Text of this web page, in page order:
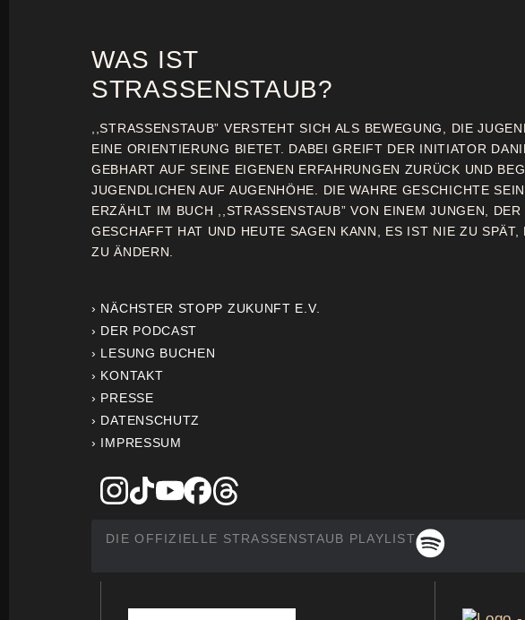
WAS IST
STRASSENSTAUB?
,,STRASSENSTAUB” VERSTEHT SICH ALS BEWEGUNG, DIE
EINE ORIENTIERUNG BIETET. DABEI GREIFT DER INITIATOR
GEBHART AUF SEINE EIGENEN ERFAHRUNGEN ZURÜCK UND
JUGENDLICHEN AUF AUGENHÖHE. DIE WAHRE GESCHICHTE
ERZÄHLT IM BUCH ,,STRASSENSTAUB” VON EINEM JUNGEN, DER
GESCHAFFT HAT UND HEUTE SAGEN KANN, ES IST NIE ZU SPÄT,
ZU ÄNDERN.
› NÄCHSTER STOPP ZUKUNFT E.V.
› DER PODCAST
› LESUNG BUCHEN
› KONTAKT
› PRESSE
› DATENSCHUTZ
› IMPRESSUM
DIE OFFIZIELLE STRASSENSTAUB PLAYLIST